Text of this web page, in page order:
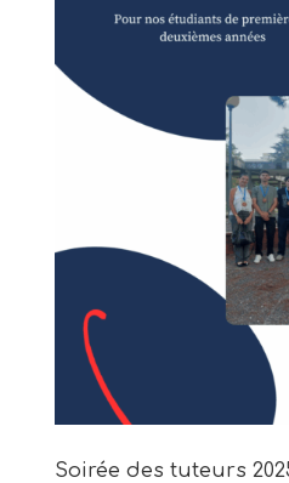
Soirée des tuteurs